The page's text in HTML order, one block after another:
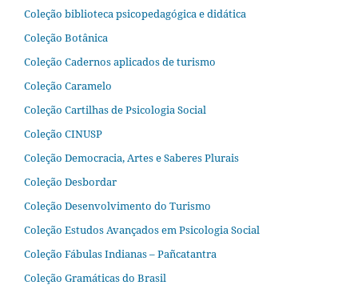
Coleção biblioteca psicopedagógica e didática
Coleção Botânica
Coleção Cadernos aplicados de turismo
Coleção Caramelo
Coleção Cartilhas de Psicologia Social
Coleção CINUSP
Coleção Democracia, Artes e Saberes Plurais
Coleção Desbordar
Coleção Desenvolvimento do Turismo
Coleção Estudos Avançados em Psicologia Social
Coleção Fábulas Indianas – Pañcatantra
Coleção Gramáticas do Brasil